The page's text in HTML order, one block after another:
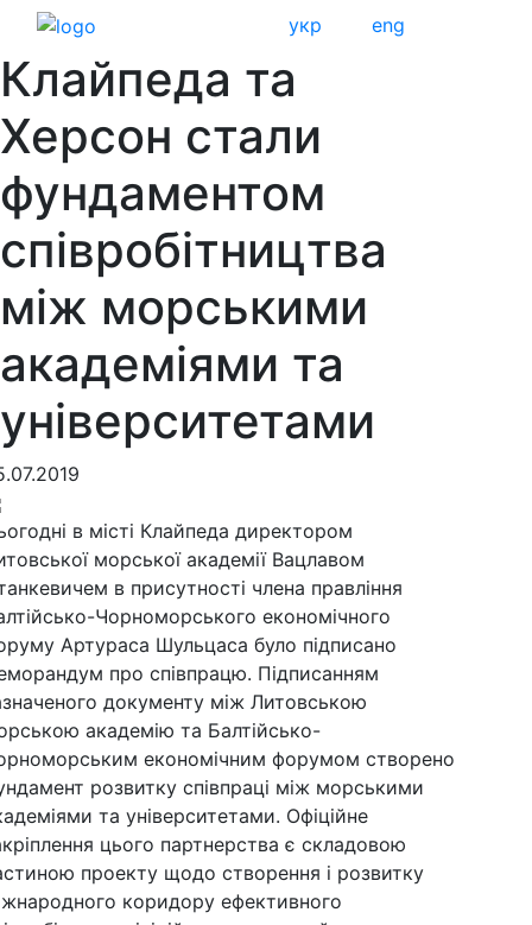
укр eng
Клайпеда та
Херсон стали
фундаментом
співробітництва
між морськими
академіями та
університетами
в місті Клайпеда директором
морської академії Вацлавом
в присутності члена правління
Чорноморського економічного
Артураса Шульцаса було підписано
про співпрацю. Підписанням
документу між Литовською
академію та Балтійсько-
економічним форумом створено
розвитку співпраці між морськими
та університетами. Офіційне
цього партнерства є складовою
проекту щодо створення і розвитку
коридору ефективного